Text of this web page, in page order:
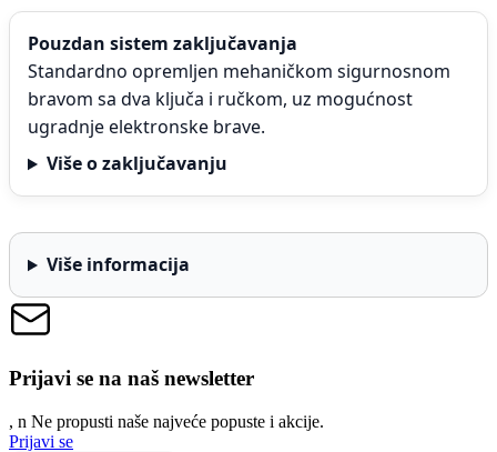
Pouzdan sistem zaključavanja
Standardno opremljen mehaničkom sigurnosnom
bravom sa dva ključa i ručkom, uz mogućnost
ugradnje elektronske brave.
Više o zaključavanju
Više informacija
Prijavi se na naš newsletter
, n Ne propusti naše najveće popuste i akcije.
Prijavi se